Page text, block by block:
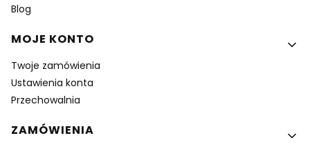
Blog
MOJE KONTO
Twoje zamówienia
Ustawienia konta
Przechowalnia
ZAMÓWIENIA